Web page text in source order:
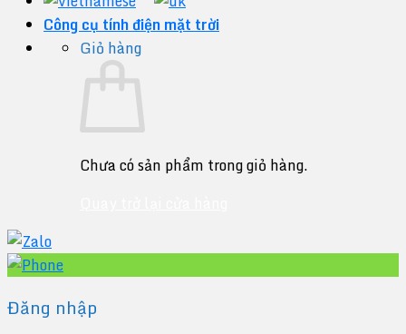
Công cụ tính điện mặt trời
Giỏ hàng
Chưa có sản phẩm trong giỏ hàng.
Đăng nhập